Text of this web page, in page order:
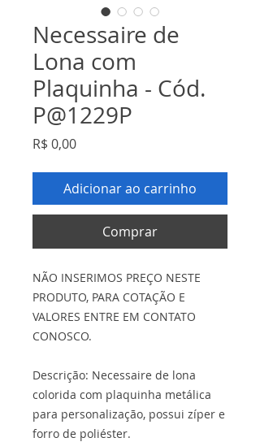
Necessaire de
Lona com
Plaquinha - Cód.
P@1229P
R$ 0,00Preço
Adicionar ao carrinho
Comprar
NÃO INSERIMOS PREÇO NESTE
PRODUTO, PARA COTAÇÃO E
VALORES ENTRE EM CONTATO
CONOSCO.
Descrição: Necessaire de lona
colorida com plaquinha metálica
para personalização, possui zíper e
forro de poliéster.